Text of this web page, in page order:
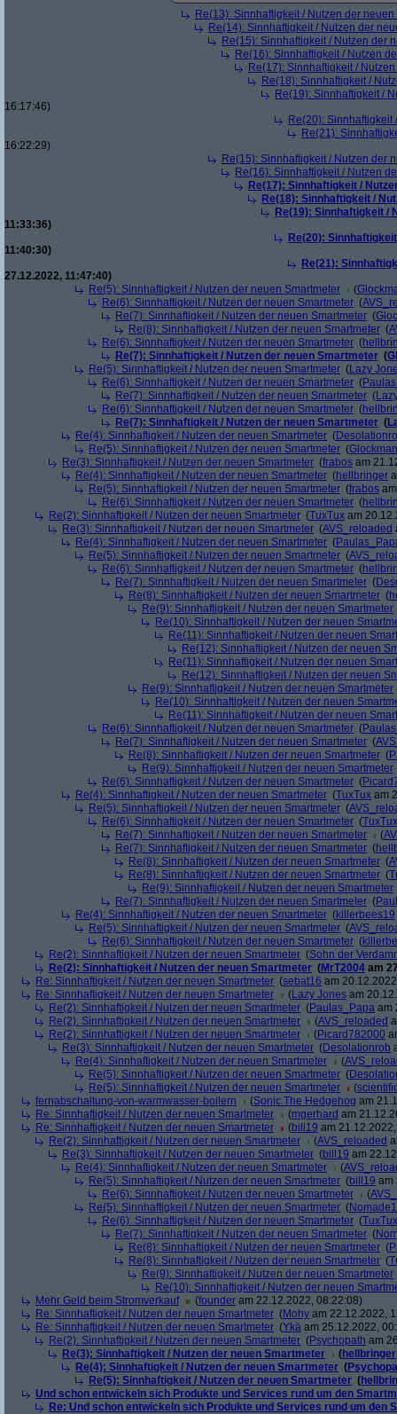
Re(13): Sinnhaftigkeit / Nutzen der neuen
Re(14): Sinnhaftigkeit / Nutzen der
Re(15): Sinnhaftigkeit / Nutzen der
Re(16): Sinnhaftigkeit / Nutzen
Re(17): Sinnhaftigkeit /
Re(18): Sinnhaftigkeit /
Re(19): Sinnhaftigkeit /
16:17:46)
Re(20): Sinnhaftigkeit
Re(21):
16:22:29)
Re(15): Sinnhaftigkeit / Nutzen der
Re(16): Sinnhaftigkeit / Nutzen
Re(17): Sinnhaftigkeit /
Re(18): Sinnhaftigkeit /
Re(19): Sinnhaftigkeit /
11:33:36)
Re(20):
11:40:30)
Re(21):
27.12.2022, 11:47:40)
Re(5): Sinnhaftigkeit / Nutzen der neuen Smartmeter
(
Re(6): Sinnhaftigkeit / Nutzen der neuen Smartmeter (
Re(7): Sinnhaftigkeit / Nutzen der neuen Smartmeter (
Re(8): Sinnhaftigkeit / Nutzen der neuen Smartmeter (
Re(6): Sinnhaftigkeit / Nutzen der neuen Smartmeter (
Re(7): Sinnhaftigkeit / Nutzen der neuen Smartmeter (
Re(5): Sinnhaftigkeit / Nutzen der neuen Smartmeter (Lazy
Re(6): Sinnhaftigkeit / Nutzen der neuen Smartmeter (
Re(7): Sinnhaftigkeit / Nutzen der neuen Smartmeter (
Re(6): Sinnhaftigkeit / Nutzen der neuen Smartmeter (
Re(7): Sinnhaftigkeit / Nutzen der neuen Smartmeter (
Re(4): Sinnhaftigkeit / Nutzen der neuen Smartmeter (
Re(5): Sinnhaftigkeit / Nutzen der neuen Smartmeter (Glockman
Re(3): Sinnhaftigkeit / Nutzen der neuen Smartmeter (frabos am
Re(4): Sinnhaftigkeit / Nutzen der neuen Smartmeter (hellbringer
Re(5): Sinnhaftigkeit / Nutzen der neuen Smartmeter (frabos
Re(6): Sinnhaftigkeit / Nutzen der neuen Smartmeter (
Re(2): Sinnhaftigkeit / Nutzen der neuen Smartmeter (TuxTux am
Re(3): Sinnhaftigkeit / Nutzen der neuen Smartmeter (AVS_reloaded
Re(4): Sinnhaftigkeit / Nutzen der neuen Smartmeter (
Re(5): Sinnhaftigkeit / Nutzen der neuen Smartmeter (
Re(6): Sinnhaftigkeit / Nutzen der neuen Smartmeter (
Re(7): Sinnhaftigkeit / Nutzen der neuen Smartmeter (
Re(8): Sinnhaftigkeit / Nutzen der neuen Smartmeter (
Re(9): Sinnhaftigkeit / Nutzen der neuen Smartmeter
Re(10): Sinnhaftigkeit / Nutzen der neuen
Re(11): Sinnhaftigkeit / Nutzen der neuen
Re(12): Sinnhaftigkeit / Nutzen der neuen
Re(11): Sinnhaftigkeit / Nutzen der neuen
Re(12): Sinnhaftigkeit / Nutzen der neuen
Re(9): Sinnhaftigkeit / Nutzen der neuen Smartmeter
Re(10): Sinnhaftigkeit / Nutzen der neuen
Re(11): Sinnhaftigkeit / Nutzen der neuen
Re(6): Sinnhaftigkeit / Nutzen der neuen Smartmeter (
Re(7): Sinnhaftigkeit / Nutzen der neuen Smartmeter (
Re(8): Sinnhaftigkeit / Nutzen der neuen Smartmeter (
Re(9): Sinnhaftigkeit / Nutzen der neuen Smartmeter
Re(6): Sinnhaftigkeit / Nutzen der neuen Smartmeter (
Re(4): Sinnhaftigkeit / Nutzen der neuen Smartmeter (TuxTux am
Re(5): Sinnhaftigkeit / Nutzen der neuen Smartmeter (
Re(6): Sinnhaftigkeit / Nutzen der neuen Smartmeter (TuxTux
Re(7): Sinnhaftigkeit / Nutzen der neuen Smartmeter
(
Re(7): Sinnhaftigkeit / Nutzen der neuen Smartmeter (
Re(8): Sinnhaftigkeit / Nutzen der neuen Smartmeter (
Re(8): Sinnhaftigkeit / Nutzen der neuen Smartmeter (
Re(9): Sinnhaftigkeit / Nutzen der neuen Smartmeter
Re(7): Sinnhaftigkeit / Nutzen der neuen Smartmeter (
Re(4): Sinnhaftigkeit / Nutzen der neuen Smartmeter (killerbees19
Re(5): Sinnhaftigkeit / Nutzen der neuen Smartmeter (
Re(6): Sinnhaftigkeit / Nutzen der neuen Smartmeter (
Re(2): Sinnhaftigkeit / Nutzen der neuen Smartmeter (Sohn der
Re(2): Sinnhaftigkeit / Nutzen der neuen Smartmeter (MrT2004 am
Re: Sinnhaftigkeit / Nutzen der neuen Smartmeter (sebat16 am
Re: Sinnhaftigkeit / Nutzen der neuen Smartmeter
(Lazy Jones am
Re(2): Sinnhaftigkeit / Nutzen der neuen Smartmeter (Paulas_Papa am
Re(2): Sinnhaftigkeit / Nutzen der neuen Smartmeter
(AVS_reloaded
Re(2): Sinnhaftigkeit / Nutzen der neuen Smartmeter
(Picard782000
Re(3): Sinnhaftigkeit / Nutzen der neuen Smartmeter (Desolationrob
Re(4): Sinnhaftigkeit / Nutzen der neuen Smartmeter
(
Re(5): Sinnhaftigkeit / Nutzen der neuen Smartmeter (
Re(5): Sinnhaftigkeit / Nutzen der neuen Smartmeter
(
fernabschaltung-von-warmwasser-boilern
(Sonic The Hedgehog am
Re: Sinnhaftigkeit / Nutzen der neuen Smartmeter
(mgerhard am
Re: Sinnhaftigkeit / Nutzen der neuen Smartmeter
(bill19 am
Re(2): Sinnhaftigkeit / Nutzen der neuen Smartmeter
(AVS_reloaded
Re(3): Sinnhaftigkeit / Nutzen der neuen Smartmeter (bill19 am
Re(4): Sinnhaftigkeit / Nutzen der neuen Smartmeter
(
Re(5): Sinnhaftigkeit / Nutzen der neuen Smartmeter (bill19 am
Re(6): Sinnhaftigkeit / Nutzen der neuen Smartmeter
(
Re(5): Sinnhaftigkeit / Nutzen der neuen Smartmeter (Nomade1
Re(6): Sinnhaftigkeit / Nutzen der neuen Smartmeter (TuxTux
Re(7): Sinnhaftigkeit / Nutzen der neuen Smartmeter (
Re(8): Sinnhaftigkeit / Nutzen der neuen Smartmeter (
Re(8): Sinnhaftigkeit / Nutzen der neuen Smartmeter (
Re(9): Sinnhaftigkeit / Nutzen der neuen Smartmeter
Re(10): Sinnhaftigkeit / Nutzen der neuen
Mehr Geld beim Stromverkauf
(founder am 22.12.2022, 08:22:08)
Re: Sinnhaftigkeit / Nutzen der neuen Smartmeter (Mohy am 22.12.2022,
Re: Sinnhaftigkeit / Nutzen der neuen Smartmeter (Ykä am 25.12.2022,
Re(2): Sinnhaftigkeit / Nutzen der neuen Smartmeter (Psychopath am
Re(3): Sinnhaftigkeit / Nutzen der neuen Smartmeter
(hellbringer
Re(4): Sinnhaftigkeit / Nutzen der neuen Smartmeter (
Re(5): Sinnhaftigkeit / Nutzen der neuen Smartmeter (
Und schon entwickeln sich Produkte und Services rund um den
Re: Und schon entwickeln sich Produkte und Services rund um den